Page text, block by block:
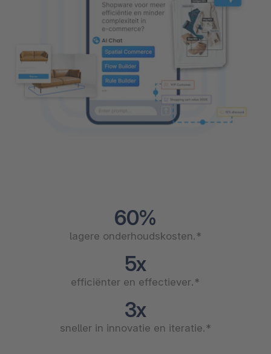
60%
lagere onderhoudskosten.*
5x
efficiënter en effectiever.*
3x
sneller in innovatie en iteratie.*